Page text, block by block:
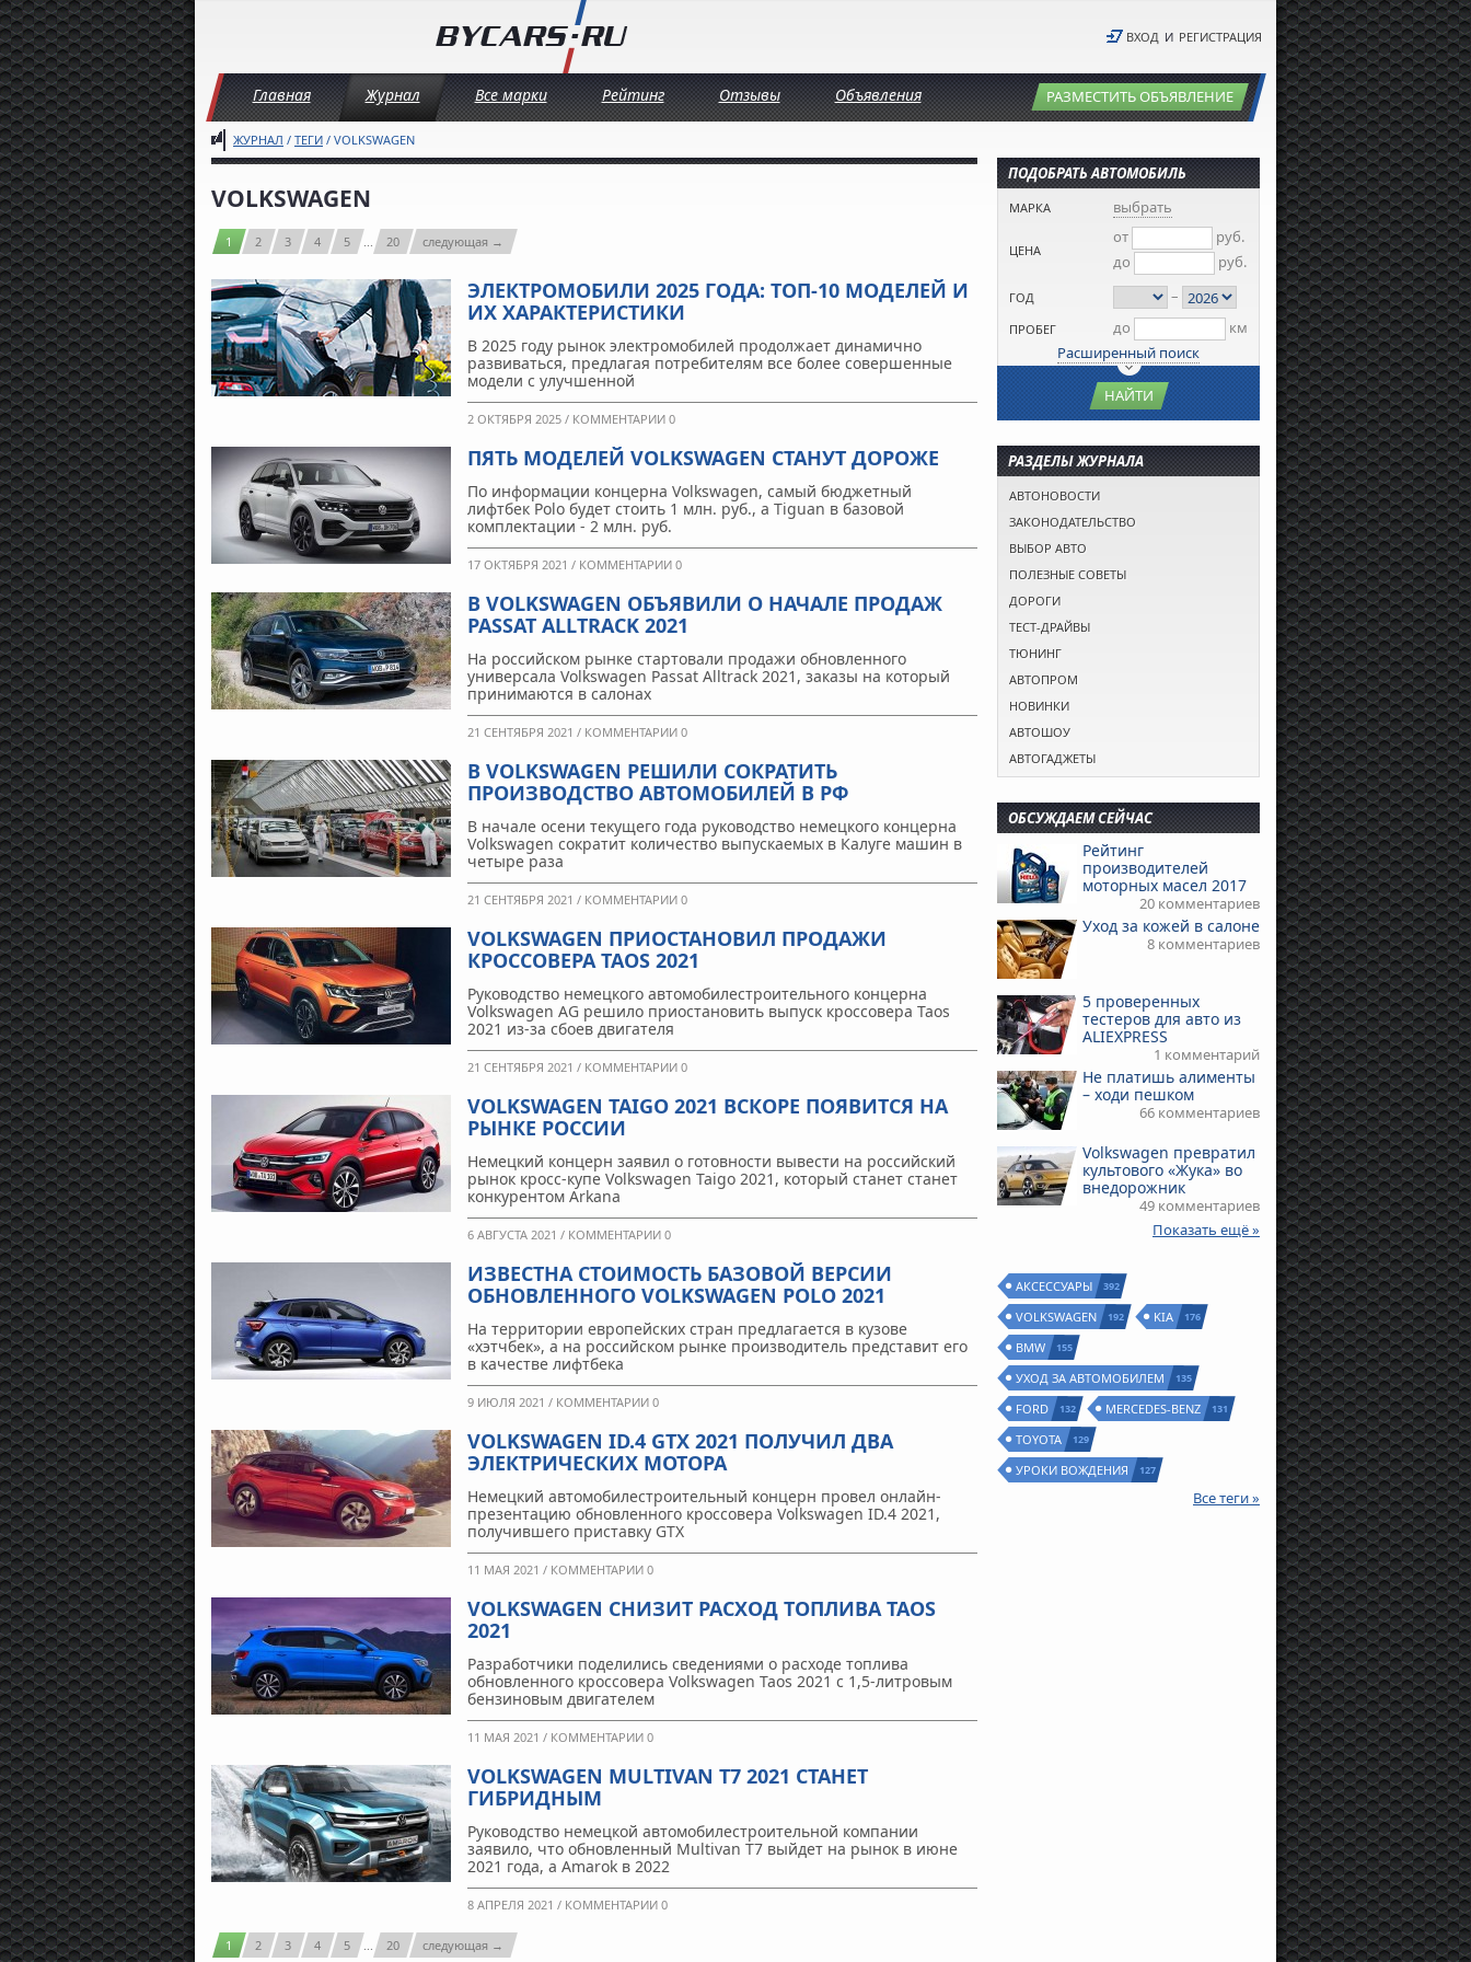
ВХОД И РЕГИСТРАЦИЯ
Главная Журнал Все марки Рейтинг Отзывы Объявления РАЗМЕСТИТЬ ОБЪЯВЛЕНИЕ
ЖУРНАЛ / ТЕГИ / VOLKSWAGEN
VOLKSWAGEN
1 2 3 4 5 ... 20 следующая →
ЭЛЕКТРОМОБИЛИ 2025 ГОДА: ТОП-10 МОДЕЛЕЙ И
ИХ ХАРАКТЕРИСТИКИ
В 2025 году рынок электромобилей продолжает динамично
развиваться, предлагая потребителям все более совершенные
модели с улучшенной
2 ОКТЯБРЯ 2025 / КОММЕНТАРИИ 0
ПЯТЬ МОДЕЛЕЙ VOLKSWAGEN СТАНУТ ДОРОЖЕ
По информации концерна Volkswagen, самый бюджетный
лифтбек Polo будет стоить 1 млн. руб., а Tiguan в базовой
комплектации - 2 млн. руб.
17 ОКТЯБРЯ 2021 / КОММЕНТАРИИ 0
В VOLKSWAGEN ОБЪЯВИЛИ О НАЧАЛЕ ПРОДАЖ
PASSAT ALLTRACK 2021
На российском рынке стартовали продажи обновленного
универсала Volkswagen Passat Alltrack 2021, заказы на который
принимаются в салонах
21 СЕНТЯБРЯ 2021 / КОММЕНТАРИИ 0
В VOLKSWAGEN РЕШИЛИ СОКРАТИТЬ
ПРОИЗВОДСТВО АВТОМОБИЛЕЙ В РФ
В начале осени текущего года руководство немецкого концерна
Volkswagen сократит количество выпускаемых в Калуге машин в
четыре раза
21 СЕНТЯБРЯ 2021 / КОММЕНТАРИИ 0
VOLKSWAGEN ПРИОСТАНОВИЛ ПРОДАЖИ
КРОССОВЕРА TAOS 2021
Руководство немецкого автомобилестроительного концерна
Volkswagen AG решило приостановить выпуск кроссовера Taos
2021 из-за сбоев двигателя
21 СЕНТЯБРЯ 2021 / КОММЕНТАРИИ 0
VOLKSWAGEN TAIGO 2021 ВСКОРЕ ПОЯВИТСЯ НА
РЫНКЕ РОССИИ
Немецкий концерн заявил о готовности вывести на российский
рынок кросс-купе Volkswagen Taigo 2021, который станет станет
конкурентом Arkana
6 АВГУСТА 2021 / КОММЕНТАРИИ 0
ИЗВЕСТНА СТОИМОСТЬ БАЗОВОЙ ВЕРСИИ
ОБНОВЛЕННОГО VOLKSWAGEN POLO 2021
На территории европейских стран предлагается в кузове
«хэтчбек», а на российском рынке производитель представит его
в качестве лифтбека
9 ИЮЛЯ 2021 / КОММЕНТАРИИ 0
VOLKSWAGEN ID.4 GTX 2021 ПОЛУЧИЛ ДВА
ЭЛЕКТРИЧЕСКИХ МОТОРА
Немецкий автомобилестроительный концерн провел онлайн-
презентацию обновленного кроссовера Volkswagen ID.4 2021,
получившего приставку GTX
11 МАЯ 2021 / КОММЕНТАРИИ 0
VOLKSWAGEN СНИЗИТ РАСХОД ТОПЛИВА TAOS
2021
Разработчики поделились сведениями о расходе топлива
обновленного кроссовера Volkswagen Taos 2021 с 1,5-литровым
бензиновым двигателем
11 МАЯ 2021 / КОММЕНТАРИИ 0
VOLKSWAGEN MULTIVAN T7 2021 СТАНЕТ
ГИБРИДНЫМ
Руководство немецкой автомобилестроительной компании
заявило, что обновленный Multivan T7 выйдет на рынок в июне
2021 года, а Amarok в 2022
8 АПРЕЛЯ 2021 / КОММЕНТАРИИ 0
1 2 3 4 5 ... 20 следующая →
ПОДОБРАТЬ АВТОМОБИЛЬ
МАРКА выбрать
ЦЕНА
от
руб.
до
руб.
ГОД –
ПРОБЕГ до
км
Расширенный поиск
НАЙТИ
РАЗДЕЛЫ ЖУРНАЛА
АВТОНОВОСТИ
ЗАКОНОДАТЕЛЬСТВО
ВЫБОР АВТО
ПОЛЕЗНЫЕ СОВЕТЫ
ДОРОГИ
ТЕСТ-ДРАЙВЫ
ТЮНИНГ
АВТОПРОМ
НОВИНКИ
АВТОШОУ
АВТОГАДЖЕТЫ
ОБСУЖДАЕМ СЕЙЧАС
Рейтинг
производителей
моторных масел 2017
20 комментариев
Уход за кожей в салоне
8 комментариев
5 проверенных
тестеров для авто из
ALIEXPRESS
1 комментарий
Не платишь алименты
– ходи пешком
66 комментариев
Volkswagen превратил
культового «Жука» во
внедорожник
49 комментариев
Показать ещё »
АКСЕССУАРЫ 392
VOLKSWAGEN 192 KIA 176
BMW 155
УХОД ЗА АВТОМОБИЛЕМ 135
FORD 132 MERCEDES-BENZ 131
TOYOTA 129
УРОКИ ВОЖДЕНИЯ 127
Все теги »